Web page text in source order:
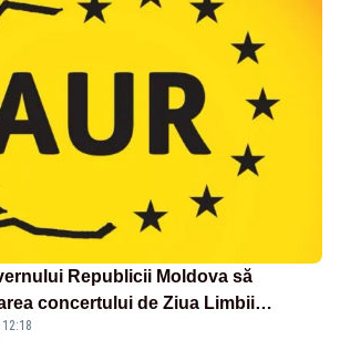
Republicii Moldova să
concertului de Ziua Limbii